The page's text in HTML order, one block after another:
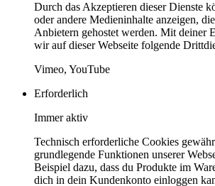
Durch das Akzeptieren dieser Dienste
oder andere Medieninhalte anzeigen,
Anbietern gehostet werden. Mit deiner
wir auf dieser Webseite folgende
Vimeo, YouTube
Erforderlich
Immer aktiv
Technisch erforderliche Cookies
grundlegende Funktionen unserer
Beispiel dazu, dass du Produkte im
dich in dein Kundenkonto einloggen